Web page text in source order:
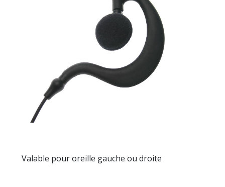
Valable pour oreille gauche ou droite